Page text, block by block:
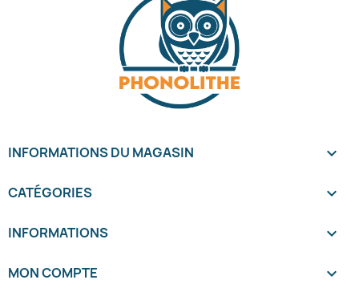
INFORMATIONS DU MAGASIN keyboard_arrow_down
CATÉGORIES 
INFORMATIONS 
MON COMPTE 